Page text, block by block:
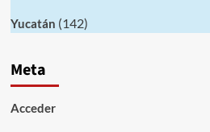
Yucatán (142)
Meta
Acceder